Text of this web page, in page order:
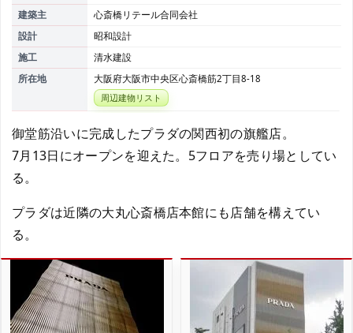
建築主
心斎橋リテール合同会社
設計
昭和設計
施工
清水建設
所在地
大阪府大阪市中央区心斎橋筋2丁目8-18
周辺建物リスト
御堂筋沿いに完成したプラダの関西初の旗艦店。
7月13日にオープンを迎えた。5フロアを売り場としてい
る。
プラダは近隣の大丸心斎橋店本館にも店舗を構えてい
る。